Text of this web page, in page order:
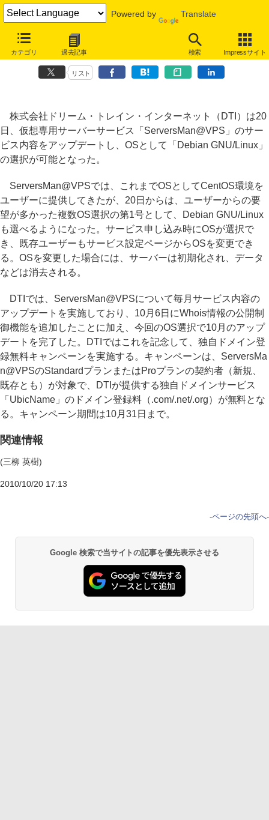
Powered by Translate
カテゴリ 過去記事 検索 Impressサイト
「ServersMan@VPS」でDebianの選択が可能に、ドメイン登録無料
キャンペーンも
リスト
株式会社ドリーム・トレイン・インターネット（DTI）は20
日、仮想専用サーバーサービス「ServersMan@VPS」のサー
ビス内容をアップデートし、OSとして「Debian GNU/Linux」
の選択が可能となった。
ServersMan@VPSでは、これまでOSとしてCentOS環境を
ユーザーに提供してきたが、20日からは、ユーザーからの要
望が多かった複数OS選択の第1号として、Debian GNU/Linux
も選べるようになった。サービス申し込み時にOSが選択で
き、既存ユーザーもサービス設定ページからOSを変更でき
る。OSを変更した場合には、サーバーは初期化され、データ
などは消去される。
DTIでは、ServersMan@VPSについて毎月サービス内容の
アップデートを実施しており、10月6日にWhois情報の公開制
御機能を追加したことに加え、今回のOS選択で10月のアップ
デートを完了した。DTIではこれを記念して、独自ドメイン登
録無料キャンペーンを実施する。キャンペーンは、ServersMa
n@VPSのStandardプランまたはProプランの契約者（新規、
既存とも）が対象で、DTIが提供する独自ドメインサービス
「UbicName」のドメイン登録料（.com/.net/.org）が無料とな
る。キャンペーン期間は10月31日まで。
関連情報
(三柳 英樹)
2010/10/20 17:13
-ページの先頭へ-
Google 検索で当サイトの記事を優先表示させる